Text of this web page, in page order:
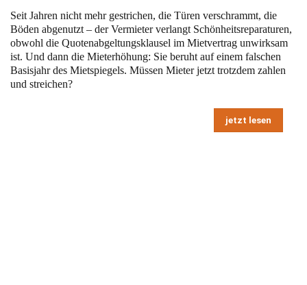
Seit Jahren nicht mehr gestrichen, die Türen verschrammt, die
Böden abgenutzt – der Vermieter verlangt Schönheitsreparaturen,
obwohl die Quotenabgeltungsklausel im Mietvertrag unwirksam
ist. Und dann die Mieterhöhung: Sie beruht auf einem falschen
Basisjahr des Mietspiegels. Müssen Mieter jetzt trotzdem zahlen
und streichen?
jetzt lesen